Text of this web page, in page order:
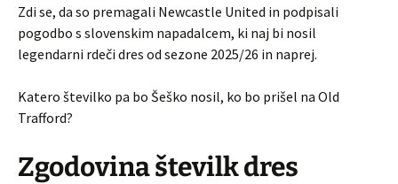
Zdi se, da so premagali Newcastle United in podpisali
pogodbo s slovenskim napadalcem, ki naj bi nosil
legendarni rdeči dres od sezone 2025/26 in naprej.
Katero številko pa bo Šeško nosil, ko bo prišel na Old
Trafford?
Zgodovina številk dres